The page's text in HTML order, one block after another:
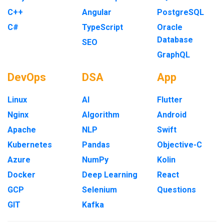
C++
C#
Angular
TypeScript
SEO
PostgreSQL
Oracle
Database
GraphQL
DevOps
Linux
Nginx
Apache
Kubernetes
Azure
Docker
GCP
GIT
DSA
AI
Algorithm
NLP
Pandas
NumPy
Deep Learning
Selenium
Kafka
App
Flutter
Android
Swift
Objective-C
Kolin
React
Questions